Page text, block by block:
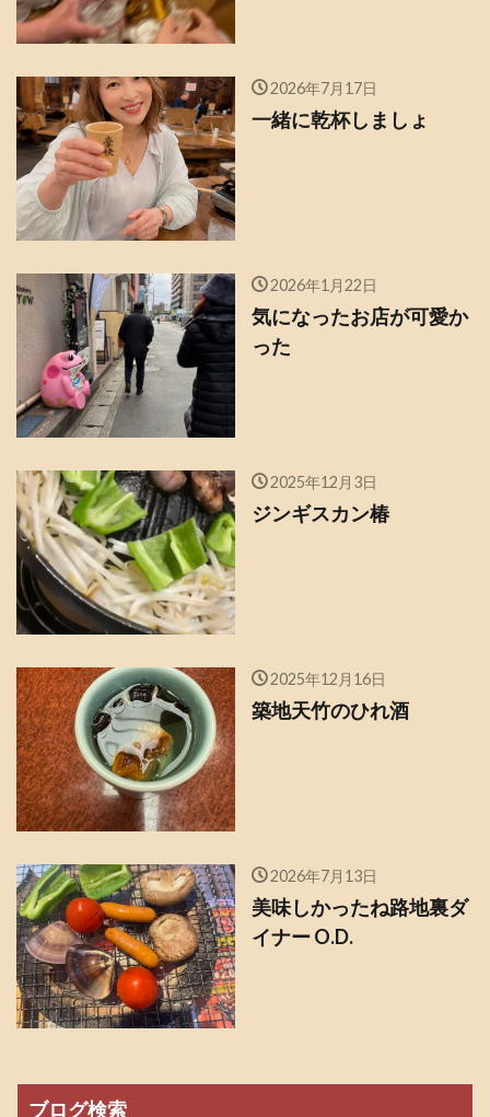
2026年7月17日
一緒に乾杯しましょ
2026年1月22日
気になったお店が可愛か
った
2025年12月3日
ジンギスカン椿
2025年12月16日
築地天竹のひれ酒
2026年7月13日
美味しかったね路地裏ダ
イナー O.D.
ブログ検索